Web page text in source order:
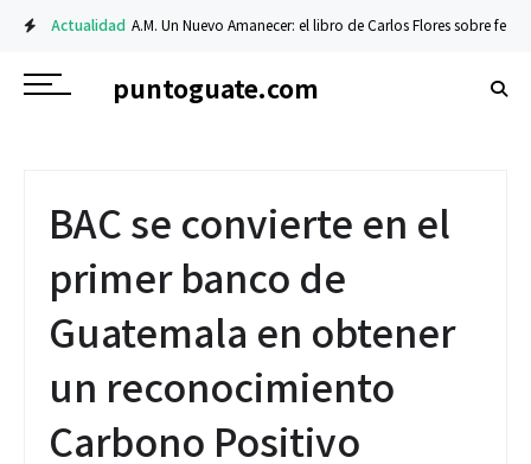
Actualidad A.M. Un Nuevo Amanecer: el libro de Carlos Flores sobre fe y
puntoguate.com
BAC se convierte en el
primer banco de
Guatemala en obtener
un reconocimiento
Carbono Positivo